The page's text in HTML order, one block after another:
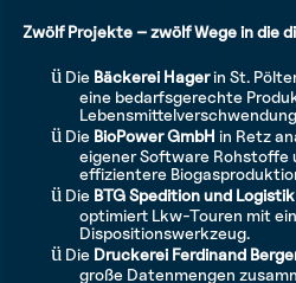
Zwölf Projekte – zwölf Wege in die
ü Die Bäckerei Hagerin St.
eine bedarfsgerechte
ü Die BioPower GmbH in Retz
eigener Software Rohstoffe
effizientere
ü Die BTG Spedition und
optimiert Lkw-Touren mit
Dispositionswerkzeug.
ü Die Druckerei Ferdinand
große Datenmengen